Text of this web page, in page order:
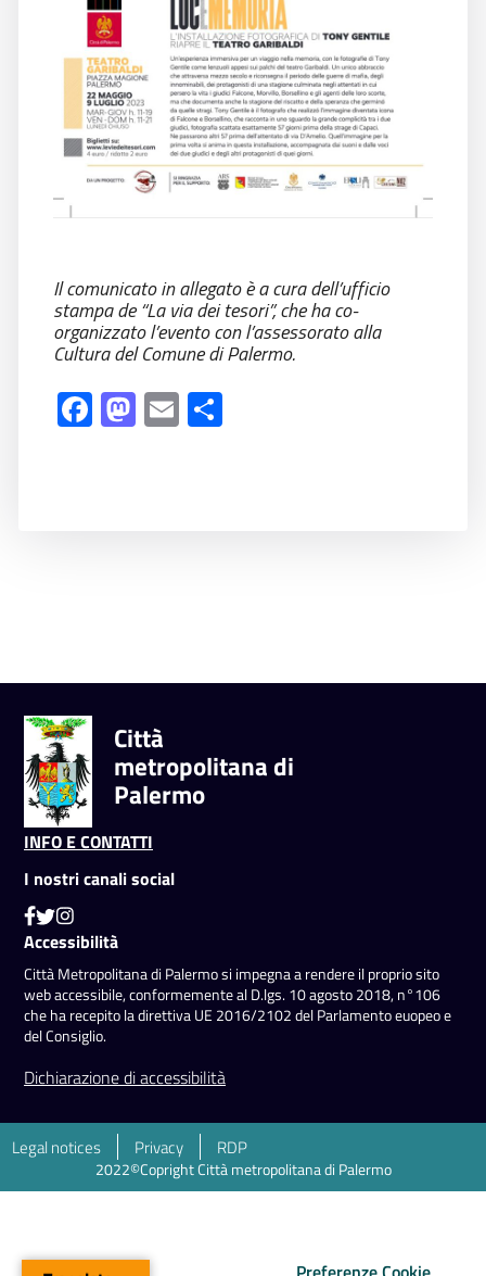
Il comunicato in allegato è a cura dell’ufficio
stampa de “La via dei tesori”, che ha co-
organizzato l’evento con l’assessorato alla
Cultura del Comune di Palermo.
Facebook
Mastodon
Email
Città
metropolitana di
Palermo
INFO E CONTATTI
I nostri canali social
Accessibilità
Città Metropolitana di Palermo si impegna a rendere il proprio sito
web accessibile, conformemente al D.lgs. 10 agosto 2018, n°106
che ha recepito la direttiva UE 2016/2102 del Parlamento euopeo e
del Consiglio.
Dichiarazione di accessibilità
Legal notices Privacy RDP
2022©Copright Città metropolitana di Palermo